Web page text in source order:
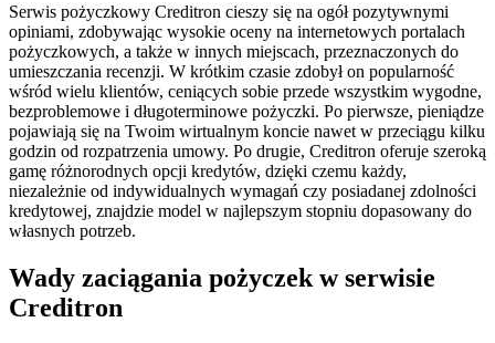
Serwis pożyczkowy Creditron cieszy się na ogół pozytywnymi
opiniami, zdobywając wysokie oceny na internetowych portalach
pożyczkowych, a także w innych miejscach, przeznaczonych do
umieszczania recenzji. W krótkim czasie zdobył on popularność
wśród wielu klientów, ceniących sobie przede wszystkim wygodne,
bezproblemowe i długoterminowe pożyczki. Po pierwsze, pieniądze
pojawiają się na Twoim wirtualnym koncie nawet w przeciągu kilku
godzin od rozpatrzenia umowy. Po drugie, Creditron oferuje szeroką
gamę różnorodnych opcji kredytów, dzięki czemu każdy,
niezależnie od indywidualnych wymagań czy posiadanej zdolności
kredytowej, znajdzie model w najlepszym stopniu dopasowany do
własnych potrzeb.
Wady zaciągania pożyczek w serwisie
Creditron